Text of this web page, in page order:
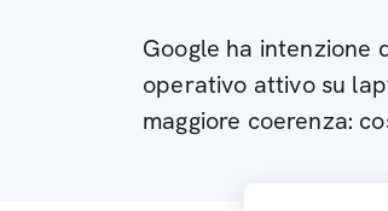
Google ha intenzione
operativo attivo su
maggiore coerenza: